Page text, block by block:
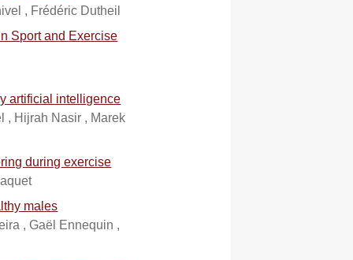
, Frédéric Dutheil
Sport and Exercise
artificial intelligence
, Hijrah Nasir , Marek
during exercise
males
, Gaël Ennequin ,